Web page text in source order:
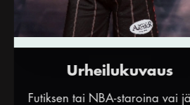
Urheilukuvaus
Futiksen tai NBA-staroina vai jäällä